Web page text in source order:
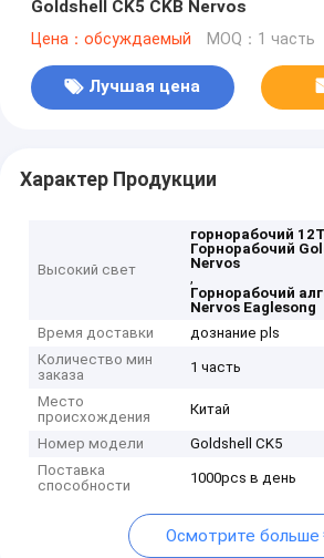
Goldshell CK5 CKB Nervos
Цена：обсуждаемый MOQ：1 часть
Лучшая цена
Характер Продукции
Высокий свет
горнорабочий
Горнорабочий
Nervos
,
Горнорабочий
Nervos Eaglesong
Время доставки
дознание pls
Количество мин
заказа
1 часть
Место
происхождения
Китай
Номер модели
Goldshell CK5
Поставка
способности
1000pcs в день
Осмотрите больше